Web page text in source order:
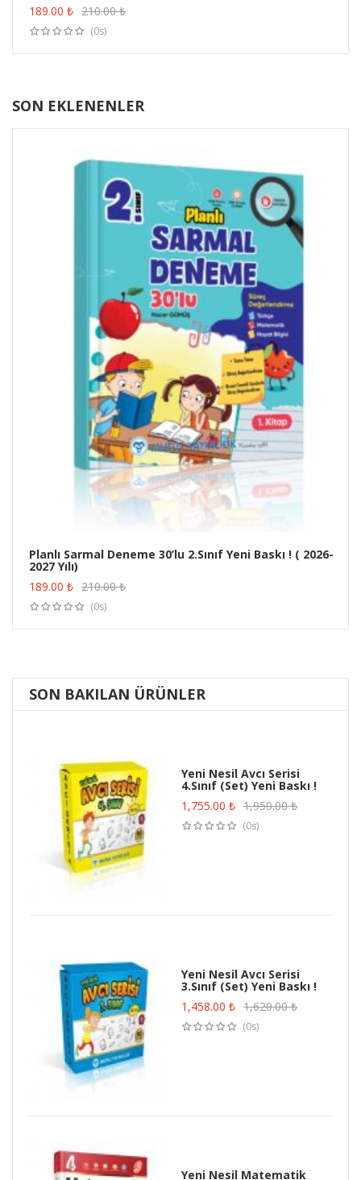
189.00 ₺ 210.00₺
(0s)
SON EKLENENLER
Planlı Sarmal Deneme 30’lu 2.Sınıf Yeni Baskı ! ( 2026-
2027 Yılı)
189.00 ₺ 210.00₺
(0s)
SON BAKILAN ÜRÜNLER
Yeni Nesil Avcı Serisi
4.Sınıf (Set) Yeni Baskı !
1,755.00₺ 1,950.00₺
(0s)
Yeni Nesil Avcı Serisi
3.Sınıf (Set) Yeni Baskı !
1,458.00₺ 1,620.00₺
(0s)
Yeni Nesil Matematik